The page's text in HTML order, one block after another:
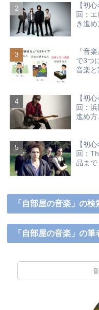
【初
回：
き進
「音
で3つ
音楽
【初
回：
進め方
【初
回：
品まで
「自部屋の音楽」の検
「自部屋の音楽」の筆